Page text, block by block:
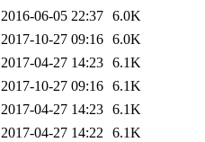
2016-06-05 22:37 6.0K
2017-10-27 09:16 6.0K
2017-04-27 14:23 6.1K
2017-10-27 09:16 6.1K
2017-04-27 14:23 6.1K
2017-04-27 14:22 6.1K